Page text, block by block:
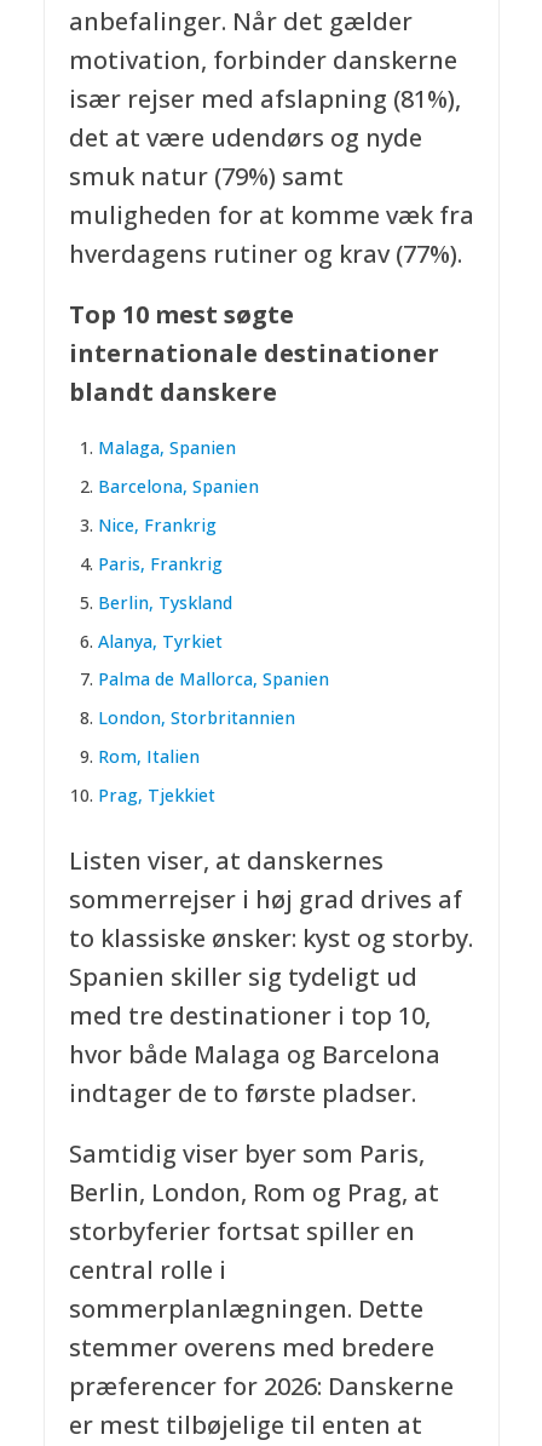
anbefalinger. Når det gælder
motivation, forbinder danskerne
især rejser med afslapning (81%),
det at være udendørs og nyde
smuk natur (79%) samt
muligheden for at komme væk fra
hverdagens rutiner og krav (77%).
Top 10 mest søgte
internationale destinationer
blandt danskere
Malaga, Spanien
Barcelona, Spanien
Nice, Frankrig
Paris, Frankrig
Berlin, Tyskland
Alanya, Tyrkiet
Palma de Mallorca, Spanien
London, Storbritannien
Rom, Italien
Prag, Tjekkiet
Listen viser, at danskernes
sommerrejser i høj grad drives af
to klassiske ønsker: kyst og storby.
Spanien skiller sig tydeligt ud
med tre destinationer i top 10,
hvor både Malaga og Barcelona
indtager de to første pladser.
Samtidig viser byer som Paris,
Berlin, London, Rom og Prag, at
storbyferier fortsat spiller en
central rolle i
sommerplanlægningen. Dette
stemmer overens med bredere
præferencer for 2026: Danskerne
er mest tilbøjelige til enten at